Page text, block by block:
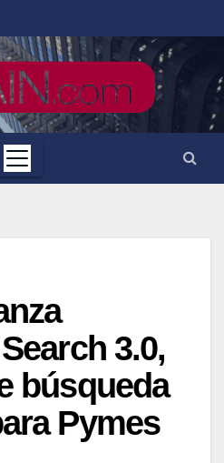
3.0,
búsqueda
Pymes